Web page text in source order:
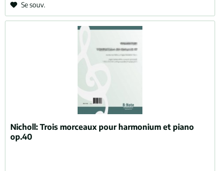
Se souv.
Nicholl:Trois morceaux pour harmonium et piano
op.40